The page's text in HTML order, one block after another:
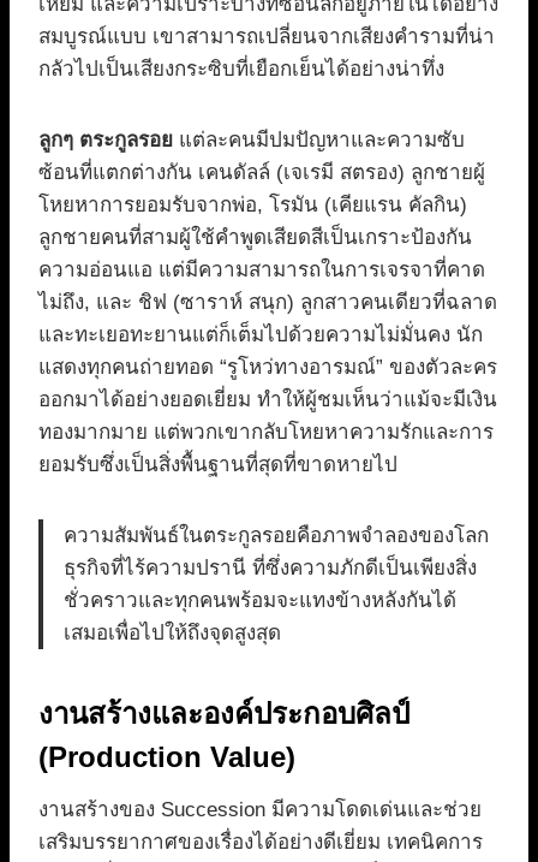
สมบูรณ์แบบ เขาสามารถเปลี่ยนจากเสียงคำรามที่น่า
กลัวไปเป็นเสียงกระซิบที่เยือกเย็นได้อย่างน่าทึ่ง
ลูกๆ ตระกูลรอย แต่ละคนมีปมปัญหาและความซับ
ซ้อนที่แตกต่างกัน เคนดัลล์ (เจเรมี สตรอง) ลูกชายผู้
โหยหาการยอมรับจากพ่อ, โรมัน (เคียแรน คัลกิน)
ลูกชายคนที่สามผู้ใช้คำพูดเสียดสีเป็นเกราะป้องกัน
ความอ่อนแอ แต่มีความสามารถในการเจรจาที่คาด
ไม่ถึง, และ ชิฟ (ซาราห์ สนุก) ลูกสาวคนเดียวที่ฉลาด
และทะเยอทะยานแต่ก็เต็มไปด้วยความไม่มั่นคง นัก
แสดงทุกคนถ่ายทอด “รูโหว่ทางอารมณ์” ของตัวละคร
ออกมาได้อย่างยอดเยี่ยม ทำให้ผู้ชมเห็นว่าแม้จะมีเงิน
ทองมากมาย แต่พวกเขากลับโหยหาความรักและการ
ยอมรับซึ่งเป็นสิ่งพื้นฐานที่สุดที่ขาดหายไป
ความสัมพันธ์ในตระกูลรอยคือภาพจำลองของโลก
ธุรกิจที่ไร้ความปรานี ที่ซึ่งความภักดีเป็นเพียงสิ่ง
ชั่วคราวและทุกคนพร้อมจะแทงข้างหลังกันได้
เสมอเพื่อไปให้ถึงจุดสูงสุด
งานสร้างและองค์ประกอบศิลป์
(Production Value)
งานสร้างของ Succession มีความโดดเด่นและช่วย
เสริมบรรยากาศของเรื่องได้อย่างดีเยี่ยม เทคนิคการ